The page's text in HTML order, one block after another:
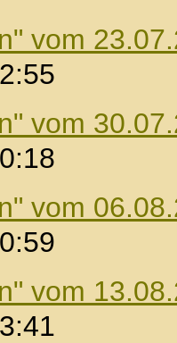
vom
vom
vom
vom